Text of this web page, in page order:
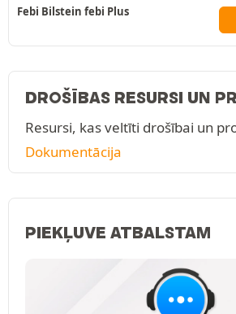
Febi Bilstein febi Plus
DROŠĪBAS RESURSI UN
Resursi, kas veltīti drošībai un
Dokumentācija
PIEKĻUVE ATBALSTAM